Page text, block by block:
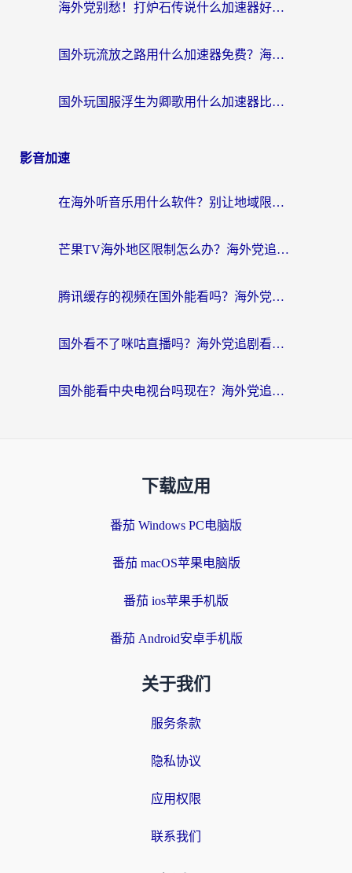
海外党别愁！打炉石传说什么加速器好用？3个实用技巧解决国服游戏卡顿
国外玩流放之路用什么加速器免费？海外党亲测有效的国服游戏加速指南
国外玩国服浮生为卿歌用什么加速器比较好？海外党亲测不踩坑指南
影音加速
在海外听音乐用什么软件？别让地域限制断了你的华语歌单
芒果TV海外地区限制怎么办？海外党追剧看片的实用加速器选择指南
腾讯缓存的视频在国外能看吗？海外党追剧看片的终极解决方案
国外看不了咪咕直播吗？海外党追剧看片的加速器选择指南
国外能看中央电视台吗现在？海外党追剧看央视的实用指南
下载应用
番茄 Windows PC电脑版
番茄 macOS苹果电脑版
番茄 ios苹果手机版
番茄 Android安卓手机版
关于我们
服务条款
隐私协议
应用权限
联系我们